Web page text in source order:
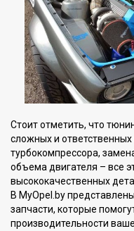
Стоит отметить, что
сложных и
турбокомпрессора,
объема двигателя – все
высококачественных
В MyOpel.by
запчасти, которые
производительности